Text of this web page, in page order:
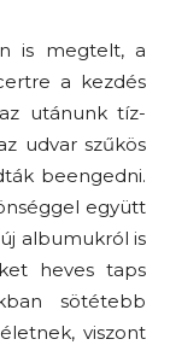
is megtelt, a
a kezdés
utánunk tíz-
udvar szűkös
beengedni.
együtt
albumukról is
heves taps
sötétebb
viszont